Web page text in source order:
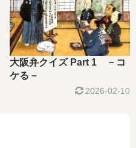
大阪弁クイズ Part 1 －コ
ケる－
2026-02-10